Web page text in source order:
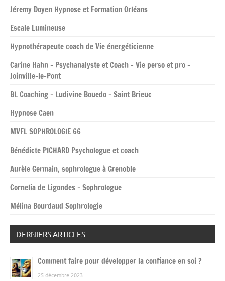
Jéremy Doyen Hypnose et Formation Orléans
Escale Lumineuse
Hypnothérapeute coach de Vie énergéticienne
Carine Hahn – Psychanalyste et Coach – Vie perso et pro –
Joinville-le-Pont
BL Coaching – Ludivine Bouedo – Saint Brieuc
Hypnose Caen
MVFL SOPHROLOGIE 66
Bénédicte PICHARD Psychologue et coach
Aurèle Germain, sophrologue à Grenoble
Cornelia de Ligondes – Sophrologue
Mélina Bourdaud Sophrologie
DERNIERS ARTICLES
Comment faire pour développer la confiance en soi ?
25 décembre 2023